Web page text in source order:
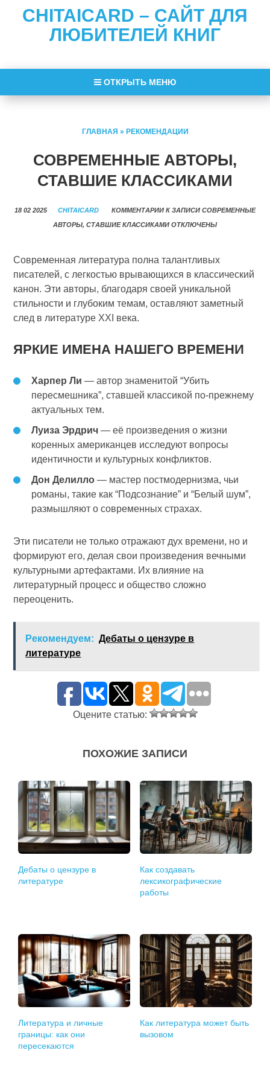
CHITAICARD – САЙТ ДЛЯ
ЛЮБИТЕЛЕЙ КНИГ
ОТКРЫТЬ МЕНЮ
ГЛАВНАЯ » РЕКОМЕНДАЦИИ
СОВРЕМЕННЫЕ АВТОРЫ,
СТАВШИЕ КЛАССИКАМИ
18 02 2025 CHITAICARD КОММЕНТАРИИ К ЗАПИСИ СОВРЕМЕННЫЕ
АВТОРЫ, СТАВШИЕ КЛАССИКАМИ ОТКЛЮЧЕНЫ
Современная литература полна талантливых
писателей, с легкостью врывающихся в классический
канон. Эти авторы, благодаря своей уникальной
стильности и глубоким темам, оставляют заметный
след в литературе XXI века.
ЯРКИЕ ИМЕНА НАШЕГО ВРЕМЕНИ
Харпер Ли — автор знаменитой “Убить
пересмешника”, ставшей классикой по-прежнему
актуальных тем.
Луиза Эрдрич — её произведения о жизни
коренных американцев исследуют вопросы
идентичности и культурных конфликтов.
Дон Делилло — мастер постмодернизма, чьи
романы, такие как “Подсознание” и “Белый шум”,
размышляют о современных страхах.
Эти писатели не только отражают дух времени, но и
формируют его, делая свои произведения вечными
культурными артефактами. Их влияние на
литературный процесс и общество сложно
переоценить.
Рекомендуем: Дебаты о цензуре в
литературе
Оцените статью:
ПОХОЖИЕ ЗАПИСИ
Дебаты о цензуре в
литературе
Как создавать
лексикографические
работы
Литература и личные
границы: как они
пересекаются
Как литература может быть
вызовом